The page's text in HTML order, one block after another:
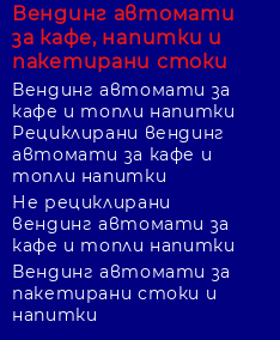
Вендинг автомати
за кафе, напитки и
пакетирани стоки
Вендинг автомати за
кафе и топли напитки
Рециклирани вендинг
автомати за кафе и
топли напитки
Не рециклирани
вендинг автомати за
кафе и топли напитки
Вендинг автомати за
пакетирани стоки и
напитки